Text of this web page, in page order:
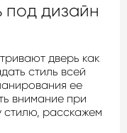
под дизайн
дверь как
стиль всей
ее
внимание при
стилю, расскажем